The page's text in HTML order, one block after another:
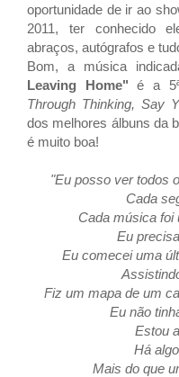
oportunidade de ir ao
2011, ter conhecido
abraços, autógrafos e
Bom, a música
Leaving Home" é a
Through Thinking, Say
dos melhores álbuns da
é muito boa!
"Eu posso ver todos
Cada
Cada música foi
Eu
Eu comecei uma
Fiz um mapa de um
Eu não
Estou
Há
Mais do que